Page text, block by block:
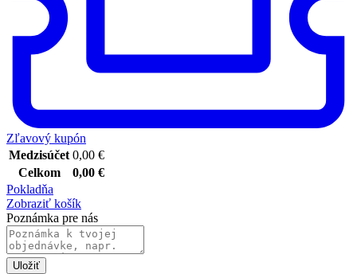
Zľavový kupón
Medzisúčet 0,00 €
Celkom
0,00 €
Pokladňa
Zobraziť košík
Poznámka pre nás
Uložiť